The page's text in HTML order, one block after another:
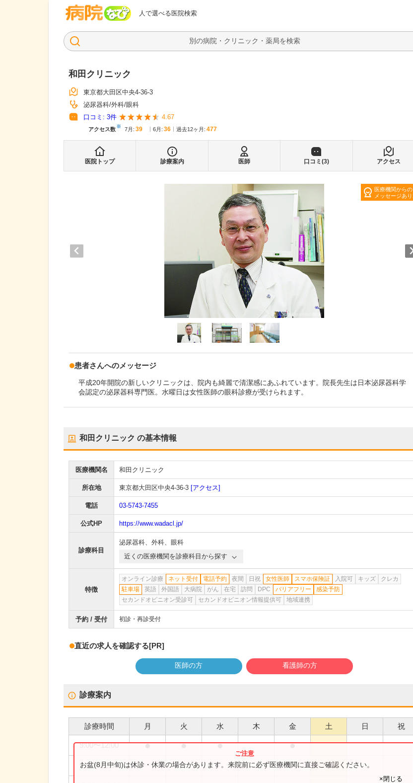
人で選べる医院検索
病院なび
検索
和田クリニック
東京都大田区中央4-36-3
泌尿器科 外科 眼科
口コミ: 3件 4.67
アクセス数※ 7月 : 39 6月 : 36 過去12ヶ月: 477
医院トップ 診療案内 医師 口コミ(3) アクセス
医療機関からの
メッセージあり
患者さんへのメッセージ
平成20年開院の新しいクリニックは、院内も綺麗で清潔感にあふれています。院長先生は日本泌尿器科学
会認定の泌尿器科専門医。水曜日は女性医師の眼科診療が受けられます。
和田クリニック の基本情報
医療機関名 和田クリニック
所在地 東京都大田区中央4-36-3 [アクセス]
電話 03-5743-7455
公式HP https://www.wadacl.jp/
診療科目
泌尿器科、 外科、 眼科
近くの医療機関を診療科目から探す
特徴
オンライン診療 ネット受付 電話予約 夜間 日祝 女性医師 スマホ保険証 入院可 キッズ
クレカ
駐車場
英語 外国語 大病院 がん 在宅 訪問 DPC バリアフリー
感染予防
セカンドオピニオン受診可
セカンドオピニオン情報提供可 地域連携
予約 / 受付 初診・再診受付
直近の求人を確認する[PR]
医師の方 看護師の方
診療案内
診療時間 月 火 水 木 金 土 日 祝
9:00〜12:00 ● ● ● ●
9:00〜13:00 ●
お盆(8月中旬)は休診・休業の場合があります。来院前に必ず医療機関に直接ご確認ください。
×閉じる